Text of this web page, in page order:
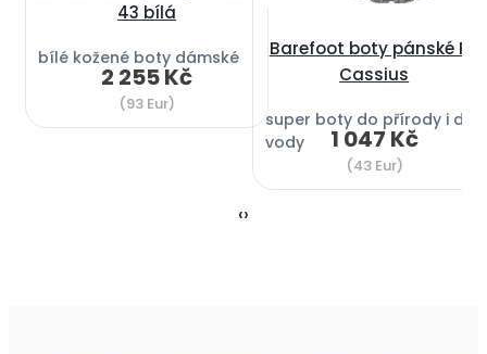
43 bílá
bílé kožené boty dámské
2 255 Kč
(93 Eur)
Barefoot boty pánské RS
Cassius
super boty do přírody i do
vody
1 047 Kč
(43 Eur)
‹›